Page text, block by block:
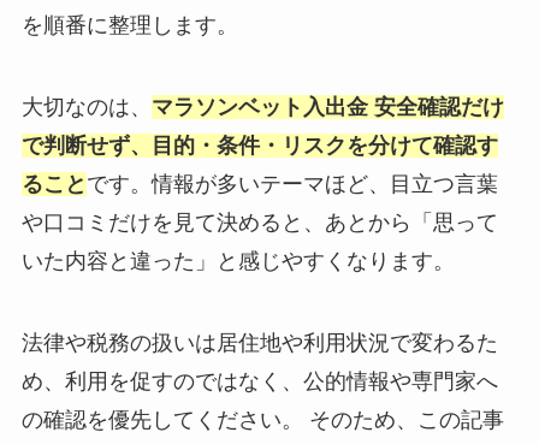
を順番に整理します。
大切なのは、 マラソンベット入出金 安全確認だけ
で判断せず、目的・条件・リスクを分けて確認す
ること です。情報が多いテーマほど、目立つ言葉
や口コミだけを見て決めると、あとから「思って
いた内容と違った」と感じやすくなります。
法律や税務の扱いは居住地や利用状況で変わるた
め、利用を促すのではなく、公的情報や専門家へ
の確認を優先してください。 そのため、この記事